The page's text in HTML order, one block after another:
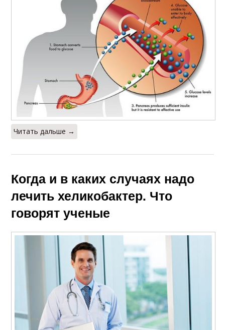
Читать дальше →
Когда и в каких случаях надо
лечить хеликобактер. Что
говорят ученые